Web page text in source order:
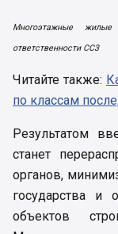
Многоэтажные
ответственности СС3
Читайте также:
по классам
Результатом
станет
органов,
государства и
объектов